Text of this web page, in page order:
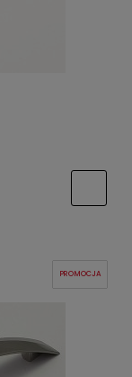
PROMOCJA